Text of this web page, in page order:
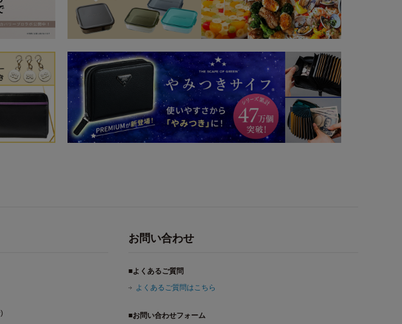
お問い合わせ
■よくあるご質問
よくあるご質問はこちら
■お問い合わせフォーム